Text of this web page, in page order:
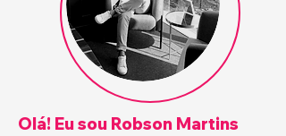
Olá! Eu sou Robson Martins